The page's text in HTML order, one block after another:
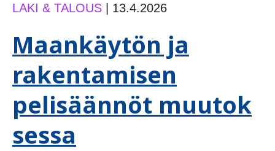
LAKI & TALOUS 13.4.2026
Maankäytön ja
rakentamisen
pelisäännöt muutok
sessa